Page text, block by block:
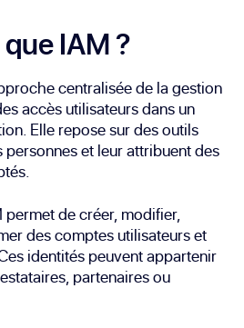
IAM ?
centralisée de la gestion
accès utilisateurs dans un
Elle repose sur des outils
et leur attribuent des
de créer, modifier,
des comptes utilisateurs et
identités peuvent appartenir
partenaires ou